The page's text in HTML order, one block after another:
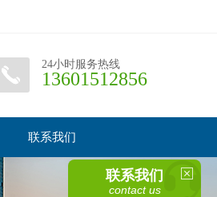
24小时服务热线
13601512856
联系我们
联系我们
contact us